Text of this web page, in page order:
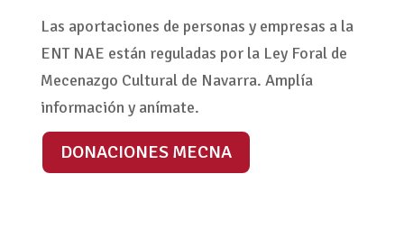
Las aportaciones de personas y empresas a la
ENT NAE están reguladas por la Ley Foral de
Mecenazgo Cultural de Navarra. Amplía
información y anímate.
DONACIONES MECNA